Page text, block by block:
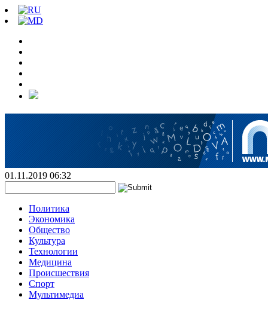
01.11.2019 06:32
Политика
Экономика
Общество
Культура
Технологии
Медицина
Происшествия
Спорт
Мультимедиа